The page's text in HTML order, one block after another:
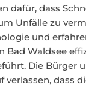
dafür, dass
Unfälle zu
und
Bad Waldsee
Die Bürger
verlassen, dass